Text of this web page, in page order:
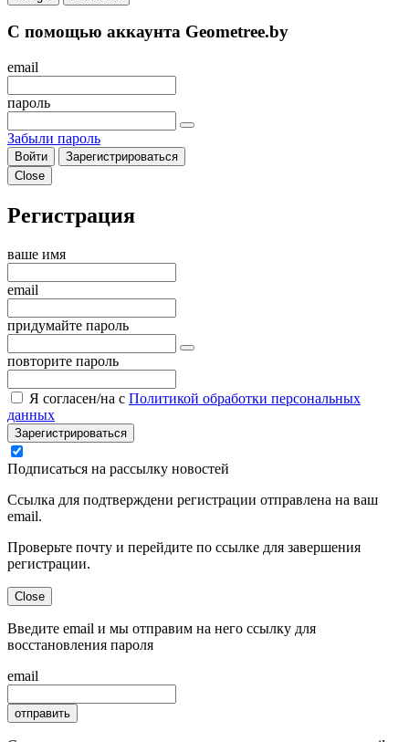
С помощью аккаунта Geometree.by
email
пароль
Забыли пароль
Войти
Зарегистрироваться
Close
Регистрация
ваше имя
email
придумайте пароль
повторите пароль
Я согласен/на с Политикой обработки персональных
данных
Зарегистрироваться
Подписаться на рассылку новостей
Ссылка для подтверждени регистрации отправлена на ваш
email.
Проверьте почту и перейдите по ссылке для завершения
регистрации.
Close
Введите email и мы отправим на него ссылку для
восстановления пароля
email
отправить